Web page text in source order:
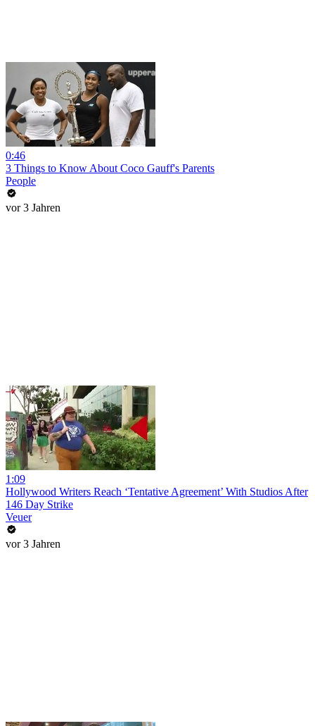
0:46
3 Things to Know About Coco Gauff's Parents
People
vor 3 Jahren
1:09
Hollywood Writers Reach ‘Tentative Agreement’ With Studios After
146 Day Strike
Veuer
vor 3 Jahren